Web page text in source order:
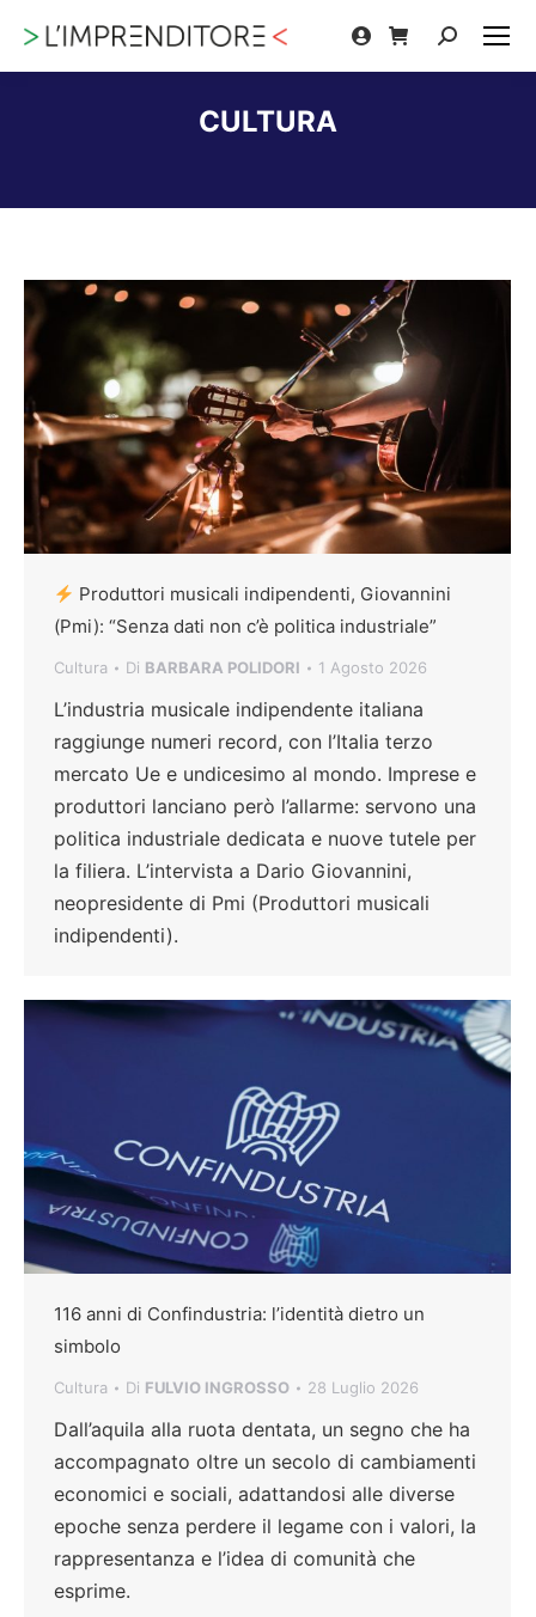
Cerca:
CULTURA
Produttori musicali indipendenti, Giovannini
(Pmi): “Senza dati non c’è politica industriale”
Cultura Di BARBARA POLIDORI 1 Agosto 2026
L’industria musicale indipendente italiana
raggiunge numeri record, con l’Italia terzo
mercato Ue e undicesimo al mondo. Imprese e
produttori lanciano però l’allarme: servono una
politica industriale dedicata e nuove tutele per
la filiera. L’intervista a Dario Giovannini,
neopresidente di Pmi (Produttori musicali
indipendenti).
116 anni di Confindustria: l’identità dietro un
simbolo
Cultura Di FULVIO INGROSSO 28 Luglio 2026
Dall’aquila alla ruota dentata, un segno che ha
accompagnato oltre un secolo di cambiamenti
economici e sociali, adattandosi alle diverse
epoche senza perdere il legame con i valori, la
rappresentanza e l’idea di comunità che
esprime.